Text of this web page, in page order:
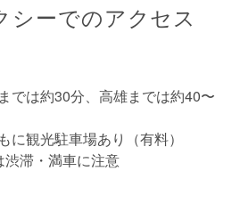
シーでのアクセス
では約30分、高雄までは約40〜
に観光駐車場あり（有料）
滞・満車に注意